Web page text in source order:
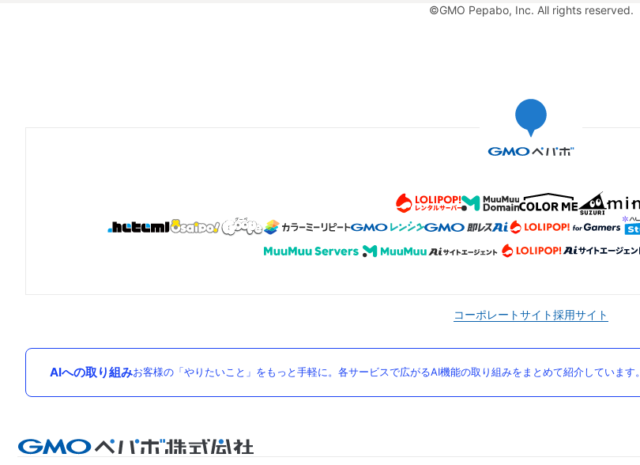
©GMO Pepabo, Inc. All rights reserved.
コーポレートサイト採用サイト
AIへの取り組みお客様の「やりたいこと」をもっと手軽に。各サービスで広がるAI機能の取り組みをまとめて紹介しています。